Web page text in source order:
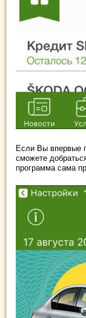
Если Вы впервые
сможете
программа сама